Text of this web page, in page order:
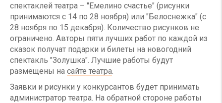
спектаклей театра – "Емелино счастье" (рисунки
принимаются с 14 по 28 ноября) или "Белоснежка" (с
28 ноября по 15 декабря). Количество рисунков не
ограничено. Авторы пяти лучших работ по каждой из
сказок получат подарки и билеты на новогодний
спектакль "Золушка". Лучшие работы будут
размещены на сайте театра.
Заявки и рисунки у конкурсантов будет принимать
администратор театра. На обратной стороне работы